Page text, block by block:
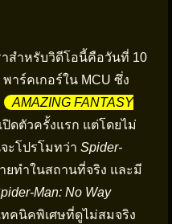
าสำหรับวิดีโอนี้คือวันที่ 10
าร์คเกอร์ใน MCU ซึ่ง
AMAZING FANTASY
ดตัวครั้งแรก แต่โดยไม่
ะโปรโมทว่า Spider-
ยทำในสถานที่จริง และมี
Man: No Way
คนิคพิเศษที่ดูไม่สมจริง